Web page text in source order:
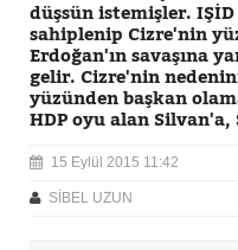
düşsün istemişler.
sahiplenip Cizre'nin
Erdoğan'ın savaşına
gelir. Cizre'nin
yüzünden başkan
HDP oyu alan
15 Eylül 2015 11:42
SİBEL UZUN